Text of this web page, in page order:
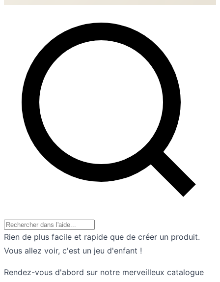
Rien de plus facile et rapide que de créer un produit.
Vous allez voir, c'est un jeu d'enfant !
Rendez-vous d'abord sur notre merveilleux catalogue